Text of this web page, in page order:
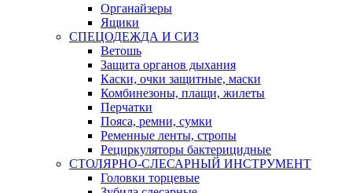
Органайзеры
Ящики
СПЕЦОДЕЖДА И СИЗ
Ветошь
Защита органов дыхания
Каски, очки защитные, маски
Комбинезоны, плащи, жилеты
Перчатки
Пояса, ремни, сумки
Ременные ленты, стропы
Рециркуляторы бактерицидные
СТОЛЯРНО-СЛЕСАРНЫЙ ИНСТРУМЕНТ
Головки торцевые